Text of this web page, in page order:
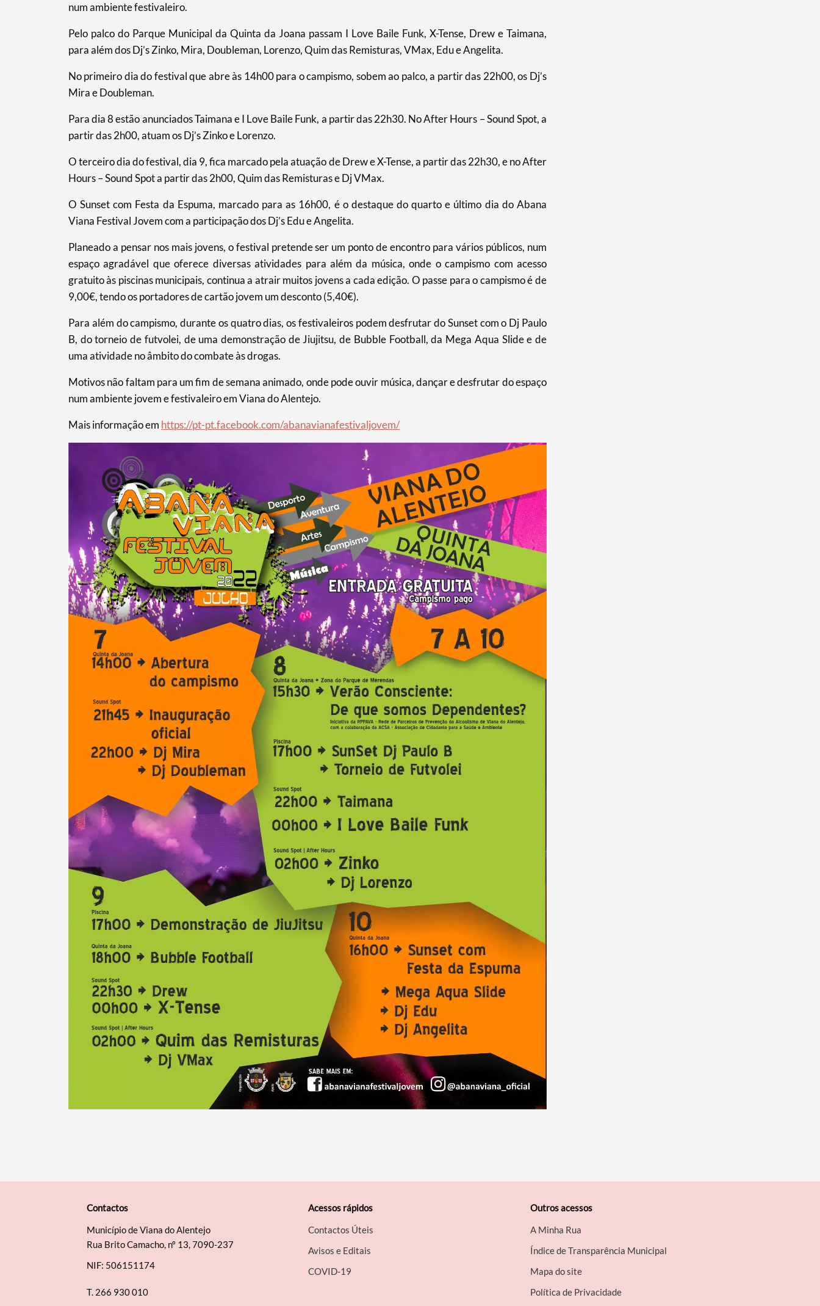
Termo de Pesquisa
Categorias gerais
num ambiente festivaleiro.
Pelo palco do Parque Municipal da Quinta da Joana passam I Love Baile Funk, X-Tense, Drew e Taimana,
para além dos Dj’s Zinko, Mira, Doubleman, Lorenzo, Quim das Remisturas, VMax, Edu e Angelita.
No primeiro dia do festival que abre às 14h00 para o campismo, sobem ao palco, a partir das 22h00, os Dj’s
Mira e Doubleman.
Para dia 8 estão anunciados Taimana e I Love Baile Funk, a partir das 22h30. No After Hours – Sound Spot, a
partir das 2h00, atuam os Dj’s Zinko e Lorenzo.
O terceiro dia do festival, dia 9, fica marcado pela atuação de Drew e X-Tense, a partir das 22h30, e no After
Hours – Sound Spot a partir das 2h00, Quim das Remisturas e Dj VMax.
O Sunset com Festa da Espuma, marcado para as 16h00, é o destaque do quarto e último dia do Abana
Viana Festival Jovem com a participação dos Dj’s Edu e Angelita.
Planeado a pensar nos mais jovens, o festival pretende ser um ponto de encontro para vários públicos, num
espaço agradável que oferece diversas atividades para além da música, onde o campismo com acesso
gratuito às piscinas municipais, continua a atrair muitos jovens a cada edição. O passe para o campismo é de
9,00€, tendo os portadores de cartão jovem um desconto (5,40€).
Para além do campismo, durante os quatro dias, os festivaleiros podem desfrutar do Sunset com o Dj Paulo
B, do torneio de futvolei, de uma demonstração de Jiujitsu, de Bubble Football, da Mega Aqua Slide e de
uma atividade no âmbito do combate às drogas.
Motivos não faltam para um fim de semana animado, onde pode ouvir música, dançar e desfrutar do espaço
num ambiente jovem e festivaleiro em Viana do Alentejo.
Mais informação em https://pt-pt.facebook.com/abanavianafestivaljovem/
Contactos
Município de Viana do Alentejo
Rua Brito Camacho, nº 13, 7090-237
NIF: 506151174
T. 266 930 010
Acessos rápidos
Contactos Úteis
Avisos e Editais
COVID-19
Outros acessos
A Minha Rua
Índice de Transparência Municipal
Mapa do site
Política de Privacidade